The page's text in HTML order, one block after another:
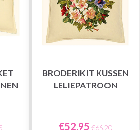
BRODERIKIT KUSSEN
LELIEPATROON
€52,95 €66,20